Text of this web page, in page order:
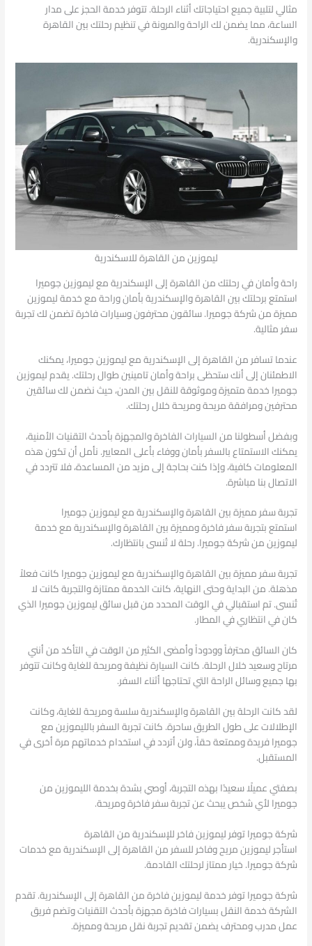
مثالي لتلبية جميع احتياجاتك أثناء الرحلة. تتوفر خدمة الحجز على مدار
الساعة، مما يضمن لك الراحة والمرونة في تنظيم رحلتك بين القاهرة
والإسكندرية.
ليموزين من القاهرة للاسكندرية
راحة وأمان في رحلتك من القاهرة إلى الإسكندرية مع ليموزين جوميرا
استمتع برحلتك بين القاهرة والإسكندرية بأمان وراحة مع خدمة ليموزين
مميزة من شركة جوميرا. سائقون محترفون وسيارات فاخرة تضمن لك تجربة
سفر مثالية.
عندما تسافر من القاهرة إلى الإسكندرية مع ليموزين جوميرا، يمكنك
الاطمئنان إلى أنك ستحظى براحة وأمان تامينين طوال رحلتك. يقدم ليموزين
جوميرا خدمة متميزة وموثوقة للنقل بين المدن، حيث نضمن لك سائقين
محترفين ومرافقة مريحة ومريحة خلال رحلتك.
وبفضل أسطولنا من السيارات الفاخرة والمجهزة بأحدث التقنيات الأمنية،
يمكنك الاستمتاع بالسفر بأمان ووفاء بأعلى المعايير. نأمل أن تكون هذه
المعلومات كافية، وإذا كنت بحاجة إلى مزيد من المساعدة، فلا تتردد في
الاتصال بنا مباشرة.
تجربة سفر مميزة بين القاهرة والإسكندرية مع ليموزين جوميرا
استمتع بتجربة سفر فاخرة ومميزة بين القاهرة والإسكندرية مع خدمة
ليموزين من شركة جوميرا. رحلة لا تُنسى بانتظارك.
تجربة سفر مميزة بين القاهرة والإسكندرية مع ليموزين جوميرا كانت فعلاً
مذهلة. من البداية وحتى النهاية، كانت الخدمة ممتازة والتجربة كانت لا
تُنسى. تم استقبالي في الوقت المحدد من قبل سائق ليموزين جوميرا الذي
كان في انتظاري في المطار.
كان السائق محترفاً وودوداً وأمضى الكثير من الوقت في التأكد من أنني
مرتاح وسعيد خلال الرحلة. كانت السيارة نظيفة ومريحة للغاية وكانت تتوفر
بها جميع وسائل الراحة التي تحتاجها أثناء السفر.
لقد كانت الرحلة بين القاهرة والإسكندرية سلسة ومريحة للغاية، وكانت
الإطلالات على طول الطريق ساحرة. كانت تجربة السفر بالليموزين مع
جوميرا فريدة وممتعة حقاً، ولن أتردد في استخدام خدماتهم مرة أخرى في
المستقبل.
بصفتي عميلًا سعيدًا بهذه التجربة، أوصي بشدة بخدمة الليموزين من
جوميرا لأي شخص يبحث عن تجربة سفر فاخرة ومريحة.
شركة جوميرا توفر ليموزين فاخر للإسكندرية من القاهرة
استأجر ليموزين مريح وفاخر للسفر من القاهرة إلى الإسكندرية مع خدمات
شركة جوميرا. خيار ممتاز لرحلتك القادمة.
شركة جوميرا توفر خدمة ليموزين فاخرة من القاهرة إلى الإسكندرية. تقدم
الشركة خدمة النقل بسيارات فاخرة مجهزة بأحدث التقنيات وتضم فريق
عمل مدرب ومحترف يضمن تقديم تجربة نقل مريحة ومميزة.